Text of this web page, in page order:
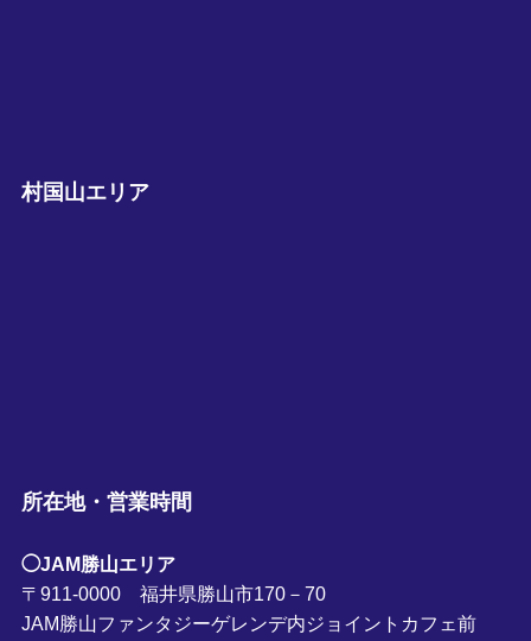
村国山エリア
所在地・営業時間
◯JAM勝山エリア
〒911-0000 福井県勝山市170－70
JAM勝山ファンタジーゲレンデ内ジョイントカフェ前